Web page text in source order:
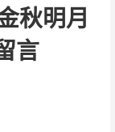
秋明月
言